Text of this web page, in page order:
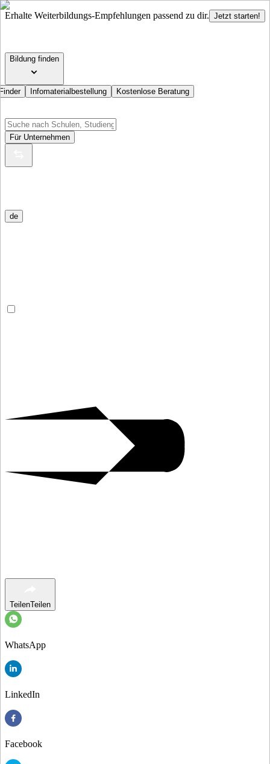
Erhalte Weiterbildungs-Empfehlungen passend zu dir. Jetzt starten!
Bildung finden
Infomaterialbestellung Kostenlose Beratung
Für Unternehmen
de
TeilenTeilen
WhatsApp
LinkedIn
Facebook